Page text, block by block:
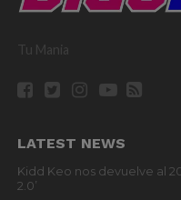
Tu Mania
LATEST NEWS
Kidd Keo nos devuelve al
2.0’